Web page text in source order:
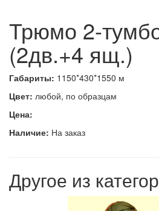
Трюмо 2-
(2дв.+4 ящ.)
Габариты: 1150*430*1550 м
Цвет: любой, по образцам
Цена:
Наличие: На заказ
Другое из